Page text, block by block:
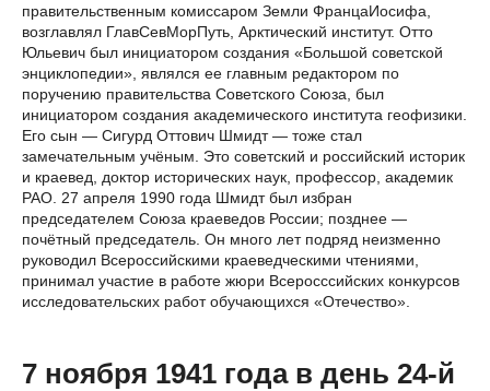
правительственным комиссаром Земли ФранцаИосифа,
возглавлял ГлавСевМорПуть, Арктический институт. Отто
Юльевич был инициатором создания «Большой советской
энциклопедии», являлся ее главным редактором по
поручению правительства Советского Союза, был
инициатором создания академического института геофизики.
Его сын — Сигурд Оттович Шмидт — тоже стал
замечательным учёным. Это советский и российский историк
и краевед, доктор исторических наук, профессор, академик
РАО. 27 апреля 1990 года Шмидт был избран
председателем Союза краеведов России; позднее —
почётный председатель. Он много лет подряд неизменно
руководил Всероссийскими краеведческими чтениями,
принимал участие в работе жюри Всеросссийских конкурсов
исследовательских работ обучающихся «Отечество».
7 ноября 1941 года в день 24-й